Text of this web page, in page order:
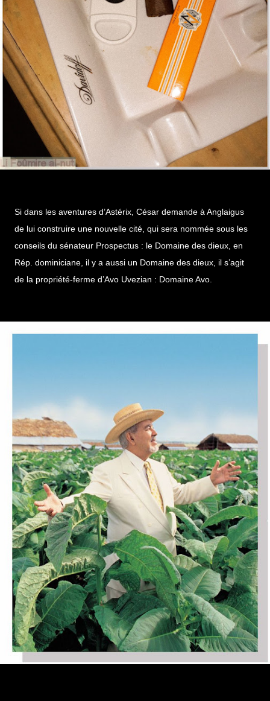
Si dans les aventures d’Astérix, César demande à Anglaigus
de lui construire une nouvelle cité, qui sera nommée sous les
conseils du sénateur Prospectus : le Domaine des dieux, en
Rép. dominiciane, il y a aussi un Domaine des dieux, il s’agit
de la propriété-ferme d’Avo Uvezian : Domaine Avo.